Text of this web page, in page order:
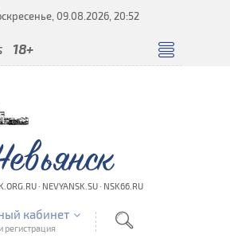
09.08.2026, 20:52
18+
· NEVYANSK.SU · NSK66.RU
кабинет
регистрация